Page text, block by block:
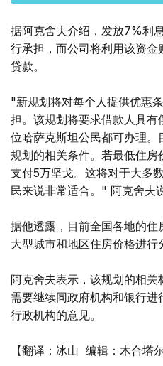
据阿克舍夫介绍，发放7%利
行承担，而公司将利用该资
贷款。
"新规划将对每个人提供优惠
担。该规划将要求借款人具
位哈萨克斯坦公民都可办理
规划的相关条件。若最低住
支付5万坚戈。这将对于大多
民来说非常适合。" 阿克舍夫说
据他透露，目前全国各地的
大型城市和地区住房价格进行
阿克舍夫表示，该规划的相
需要继续同政府机构和银行
行政机构的意见。
【翻译：冰山 编辑：木合塔